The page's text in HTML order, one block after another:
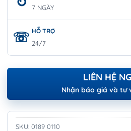
7 NGÀY
HỖ TRỢ
24/7
LIÊN HỆ
Nhận báo giá và tư
SKU: 0189 0110